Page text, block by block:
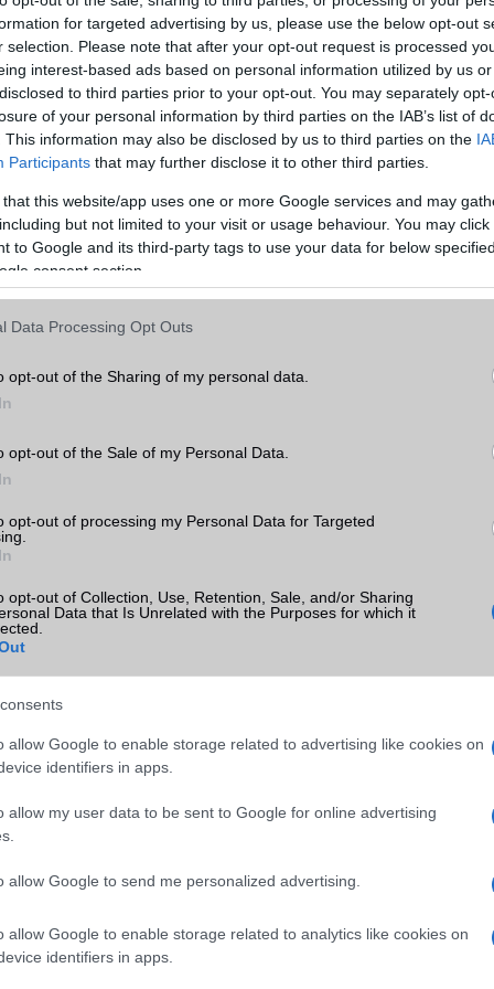
for targeted advertising by us, please use the below opt-out
selection. Please note that after your opt-out request is processed
interest-based ads based on personal information utilized by us
to third parties prior to your opt-out. You may separately
of your personal information by third parties on the IAB’s list of
This information may also be disclosed by us to third parties on the
Participants that may further disclose it to other third parties.
that this website/app uses one or more Google services and may
but not limited to your visit or usage behaviour. You may
to Google and its third-party tags to use your data for below
consent section.
Data Processing Opt Outs
opt-out of the Sharing of my personal data.
opt-out of the Sale of my Personal Data.
opt-out of processing my Personal Data for Targeted
opt-out of Collection, Use, Retention, Sale, and/or Sharing
Data that Is Unrelated with the Purposes for which it
allow Google to enable storage related to advertising like cookies on
identifiers in apps.
allow my user data to be sent to Google for online advertising
allow Google to send me personalized advertising.
allow Google to enable storage related to analytics like cookies on
identifiers in apps.
és a Cseh Köztársaságban: a T-Mobile Poland és T-
megelőzik versenytársaikat ‚még abban az esetben is,
egy versenytárssal. Habár mindkét országban a
közösen használják ugyanazt a hálózatot, mégis jobb
a legfrissebb híreink között!
a mobilkommunikációs hálózatok pontozásának és
"P3 Communications
P3 2001 óta nyújt technológiai szaktanácsadást és
mobil szolgáltatások és felhasználói
alapján folytatják le a tesztjeiket. A P3 nemrég
ez azonban semmit sem változtatott azon, hogy a
kiemelt ajánlatok
Pro Xiaomi 15 Apple iPhone 16 Pro